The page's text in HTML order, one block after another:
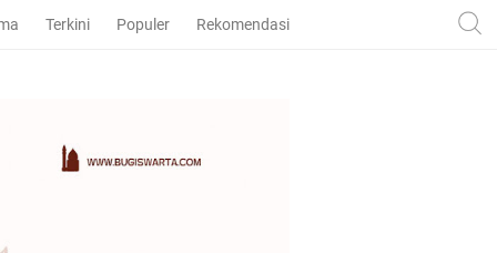
Terkini Populer Rekomendasi